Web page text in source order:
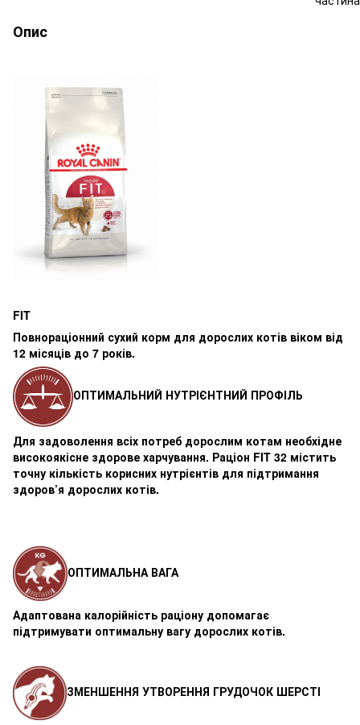
Опис
FIT
Повнораціонний сухий корм для дорослих котів віком від
12 місяців до 7 років.
ОПТИМАЛЬНИЙ НУТРІЄНТНИЙ ПРОФІЛЬ
Для задоволення всіх потреб дорослим котам необхідне
високоякісне здорове харчування. Раціон FIT 32 містить
точну кількість корисних нутрієнтів для підтримання
здоров’я дорослих котів.
ОПТИМАЛЬНА ВАГА
Адаптована калорійність раціону допомагає
підтримувати оптимальну вагу дорослих котів.
ЗМЕНШЕННЯ УТВОРЕННЯ ГРУДОЧОК ШЕРСТІ